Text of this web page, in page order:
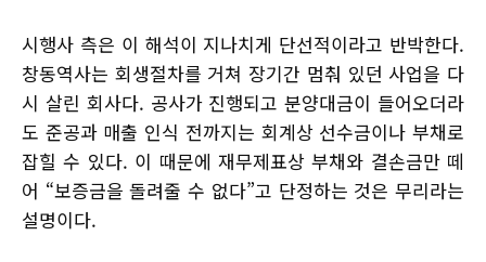
시행사 측은 이 해석이 지나치게 단선적이라고 반박한다.
창동역사는 회생절차를 거쳐 장기간 멈춰 있던 사업을 다
시 살린 회사다. 공사가 진행되고 분양대금이 들어오더라
도 준공과 매출 인식 전까지는 회계상 선수금이나 부채로
잡힐 수 있다. 이 때문에 재무제표상 부채와 결손금만 떼
어 “보증금을 돌려줄 수 없다”고 단정하는 것은 무리라는
설명이다.